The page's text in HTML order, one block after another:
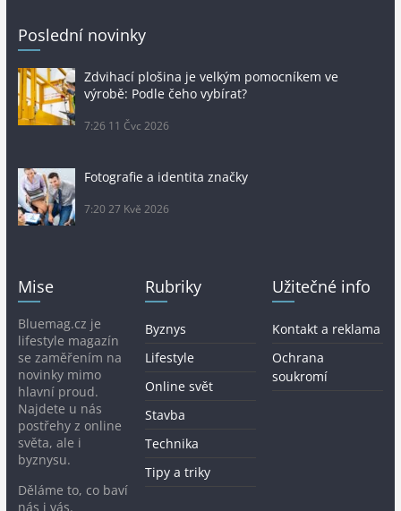
Poslední novinky
Zdvihací plošina je velkým pomocníkem ve
výrobě: Podle čeho vybírat?
7:26 11 Čvc 2026
Fotografie a identita značky
7:20 27 Kvě 2026
Mise
Bluemag.cz je
lifestyle magazín
se zaměřením na
novinky mimo
hlavní proud.
Najdete u nás
postřehy z online
světa, ale i
byznysu.
Děláme to, co baví
nás i vás.
Rubriky
Byznys
Lifestyle
Online svět
Stavba
Technika
Tipy a triky
Užitečné info
Kontakt a reklama
Ochrana
soukromí